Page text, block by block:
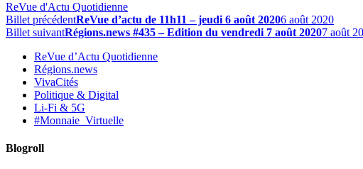
ReVue d'Actu Quotidienne
Billet précédentReVue d’actu de 11h11 – jeudi 6 août 20206 août 2020
Billet suivantRégions.news #435 – Edition du vendredi 7 août 20207 août
ReVue d’Actu Quotidienne
Régions.news
VivaCités
Politique & Digital
Li-Fi & 5G
#Monnaie_Virtuelle
Blogroll